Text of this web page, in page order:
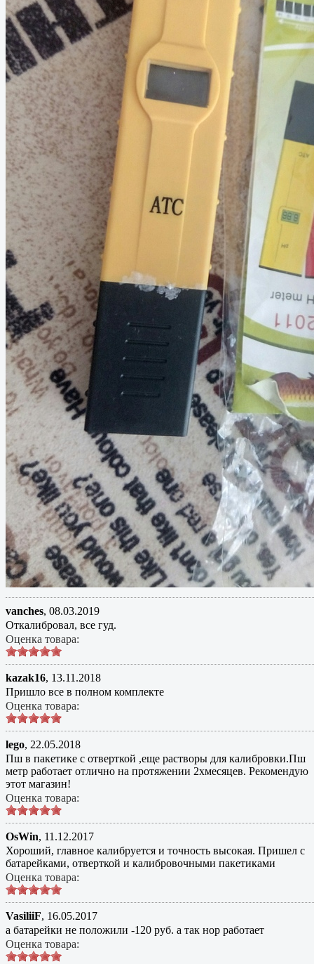
vanches, 08.03.2019
Откалибровал, все гуд.
Оценка товара:
kazak16, 13.11.2018
Пришло все в полном комплекте
Оценка товара:
lego, 22.05.2018
Пш в пакетике с отверткой ,еще растворы для калибровки.Пш
метр работает отлично на протяжении 2хмесяцев. Рекомендую
этот магазин!
Оценка товара:
OsWin, 11.12.2017
Хороший, главное калибруется и точность высокая. Пришел с
батарейками, отверткой и калибровочными пакетиками
Оценка товара:
VasiliiF, 16.05.2017
а батарейки не положили -120 руб. а так нор работает
Оценка товара: